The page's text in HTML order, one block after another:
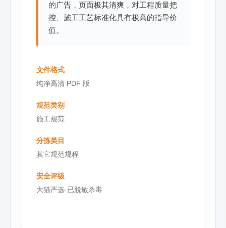
的广告，页面极其清爽，对工程质量把
控、施工工艺标准化具有极高的指导价
值。
文件格式
纯净高清 PDF 版
规范类别
施工规范
分拣类目
其它规范规程
安全评级
大猫严选·已脱敏杀毒